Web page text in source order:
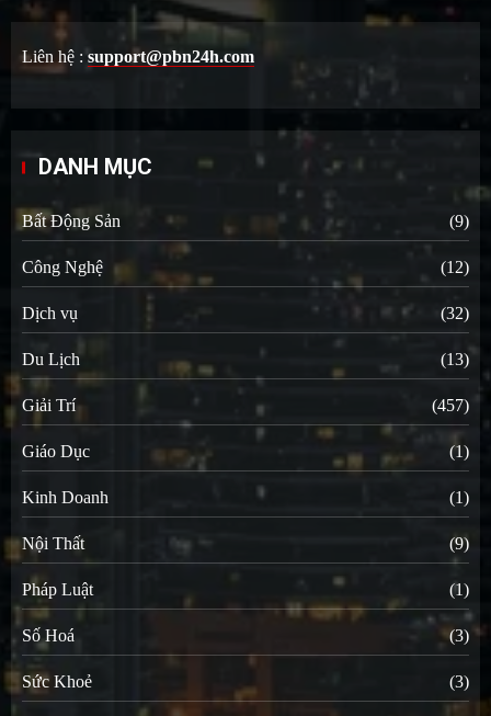
Liên hệ :support@pbn24h.com
DANH MỤC
Bất Động Sản (9)
Công Nghệ (12)
Dịch vụ (32)
Du Lịch (13)
Giải Trí (457)
Giáo Dục (1)
Kinh Doanh (1)
Nội Thất (9)
Pháp Luật (1)
Số Hoá (3)
Sức Khoẻ (3)